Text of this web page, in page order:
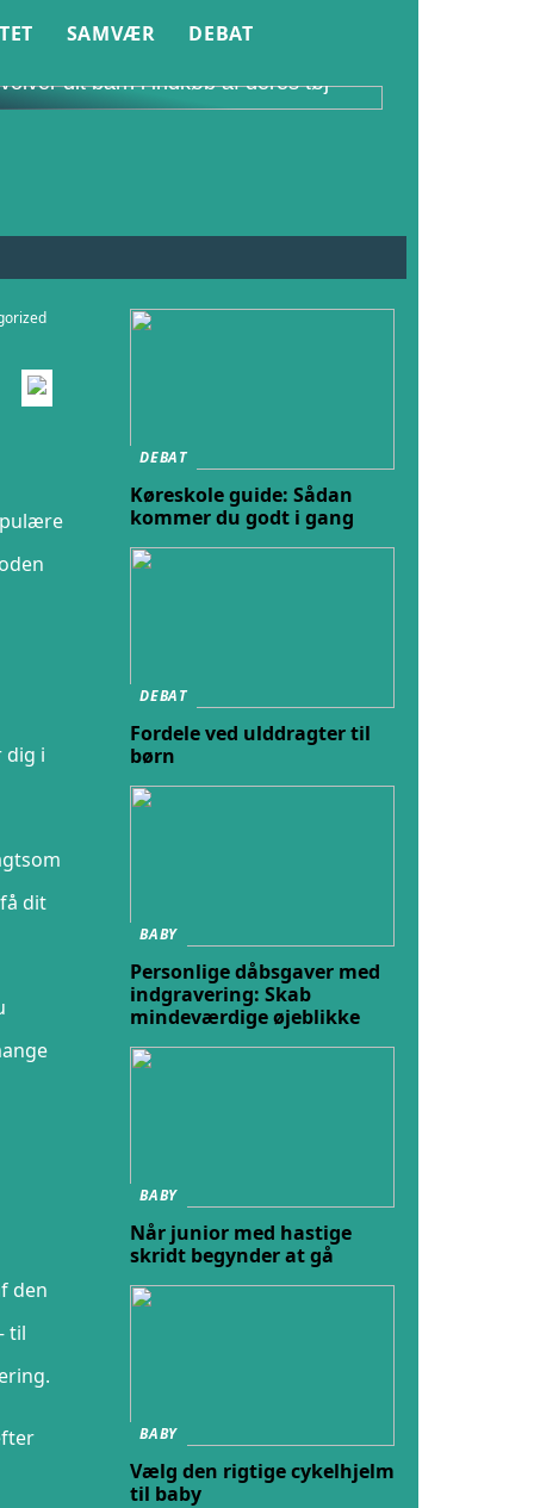
SAMVÆR DEBAT
dit barn i indkøb af deres tøj
dig i
dit
den
til
DEBAT
Køreskole guide: Sådan
kommer du godt i gang
DEBAT
Fordele ved ulddragter til
børn
BABY
Personlige dåbsgaver med
indgravering: Skab
mindeværdige øjeblikke
BABY
Når junior med hastige
skridt begynder at gå
BABY
Vælg den rigtige cykelhjelm
til baby